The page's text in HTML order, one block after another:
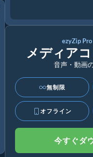
ezyZip
メディア
音声・動画
無制限
オフライン
今すぐダ